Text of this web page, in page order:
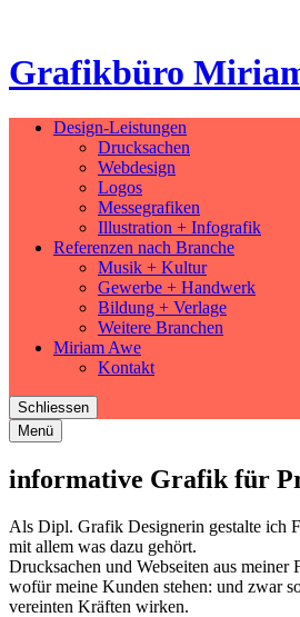
Grafikbüro
Design-Leistungen
Drucksachen
Webdesign
Logos
Messegrafiken
Illustration + Infografik
Referenzen nach Branche
Musik + Kultur
Gewerbe + Handwerk
Bildung + Verlage
Weitere Branchen
Miriam Awe
Kontakt
Schliessen
Menü
informative Grafik für
Als Dipl. Grafik Designerin gestalte ich
mit allem was dazu gehört.
Drucksachen und Webseiten aus meiner
wofür meine Kunden stehen: und zwar
vereinten Kräften wirken.